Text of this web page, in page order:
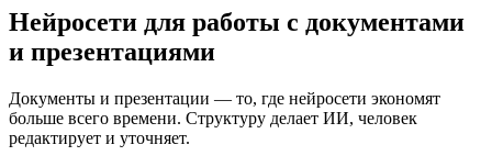
Нейросети для работы с документами
и презентациями
Документы и презентации — то, где нейросети экономят
больше всего времени. Структуру делает ИИ, человек
редактирует и уточняет.